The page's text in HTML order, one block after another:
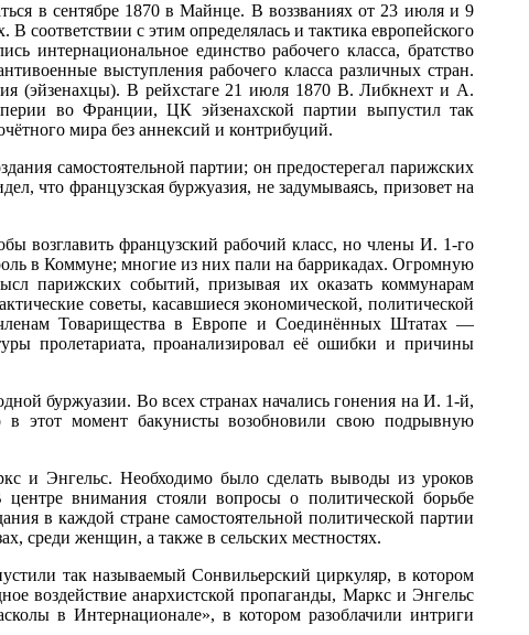
в сентябре 1870 в Майнце. В воззваниях от 23 июля и 9
соответствии с этим определялась и тактика европейского
интернациональное единство рабочего класса, братство
выступления рабочего класса различных стран.
(эйзенахцы). В рейхстаге 21 июля 1870 В. Либкнехт и А.
во Франции, ЦК эйзенахской партии выпустил так
мира без аннексий и контрибуций.
самостоятельной партии; он предостерегал парижских
что французская буржуазия, не задумываясь, призовет на
возглавить французский рабочий класс, но члены И. 1-го
в Коммуне; многие из них пали на баррикадах. Огромную
парижских событий, призывая их оказать коммунарам
советы, касавшиеся экономической, политической
Товарищества в Европе и Соединённых Штатах —
пролетариата, проанализировал её ошибки и причины
буржуазии. Во всех странах начались гонения на И. 1-й,
в этот момент бакунисты возобновили свою подрывную
и Энгельс. Необходимо было сделать выводы из уроков
внимания стояли вопросы о политической борьбе
в каждой стране самостоятельной политической партии
среди женщин, а также в сельских местностях.
так называемый Сонвильерский циркуляр, в котором
воздействие анархистской пропаганды, Маркс и Энгельс
в Интернационале», в котором разоблачили интриги